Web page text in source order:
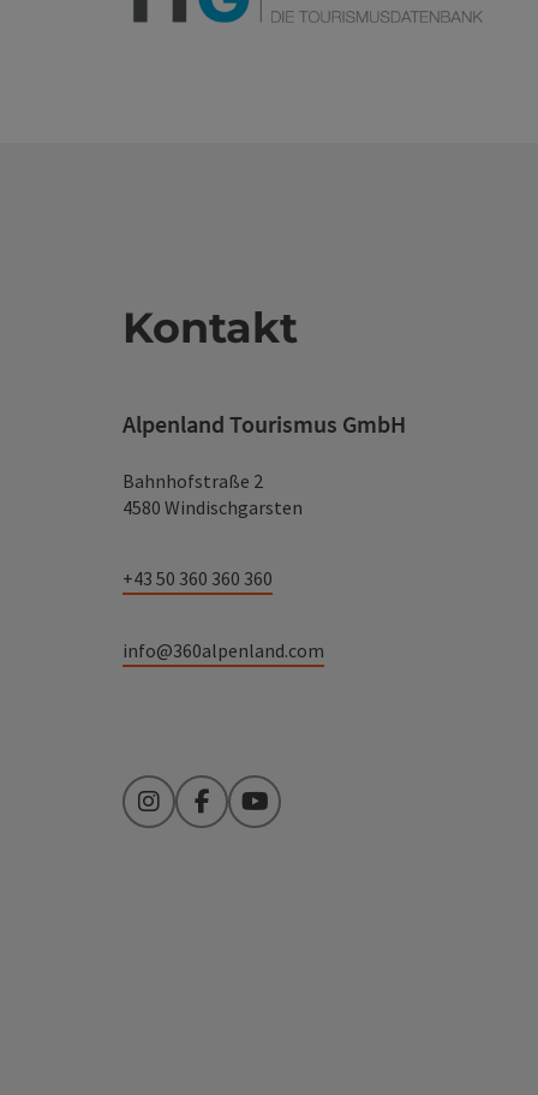
Kontakt
Alpenland Tourismus GmbH
Bahnhofstraße 2
4580 Windischgarsten
+43 50 360 360 360
info@360alpenland.com
InstagramFacebookYouTube